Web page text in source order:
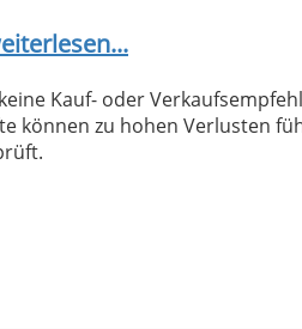
Kauf- oder
können zu hohen Verlusten